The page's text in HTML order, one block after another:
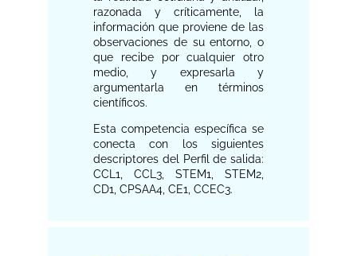
razonada y críticamente, la
información que proviene de las
observaciones de su entorno, o
que recibe por cualquier otro
medio, y expresarla y
argumentarla en términos
científicos.
Esta competencia específica se
conecta con los siguientes
descriptores del Perfil de salida:
CCL1, CCL3, STEM1, STEM2,
CD1, CPSAA4, CE1, CCEC3.